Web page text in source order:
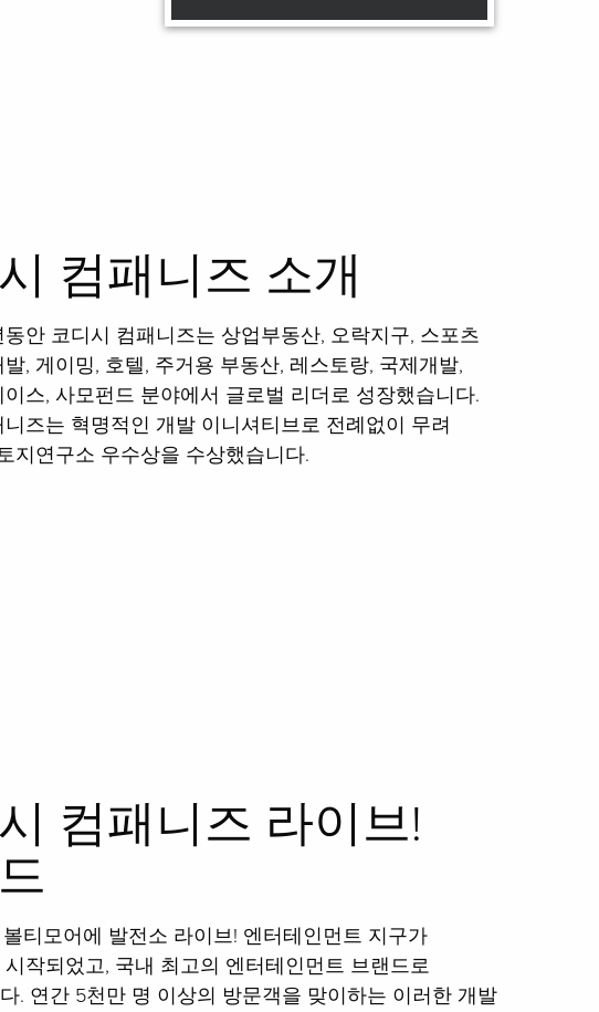
컴패니즈 소개
안 코디시 컴패니즈는 상업부동산, 오락지구, 스포츠
, 게이밍, 호텔, 주거용 부동산, 레스토랑, 국제개발,
스, 사모펀드 분야에서 글로벌 리더로 성장했습니다.
즈는 혁명적인 개발 이니셔티브로 전례없이 무려
지연구소 우수상을 수상했습니다.
컴패니즈 라이브!
티모어에 발전소 라이브! 엔터테인먼트 지구가
작되었고, 국내 최고의 엔터테인먼트 브랜드로
. 연간 5천만 명 이상의 방문객을 맞이하는 이러한 개발